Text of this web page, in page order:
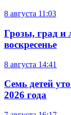
8 августа 11:03
Грозы, град и
воскресенье
8 августа 14:41
Семь детей
2026 года